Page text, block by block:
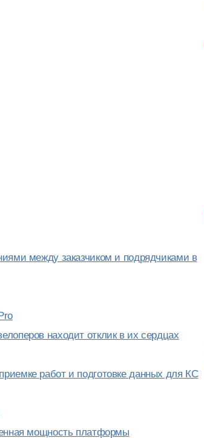
между заказчиком и подрядчиками в
находит отклик в их сердцах
работ и подготовке данных для КС
мощность платформы